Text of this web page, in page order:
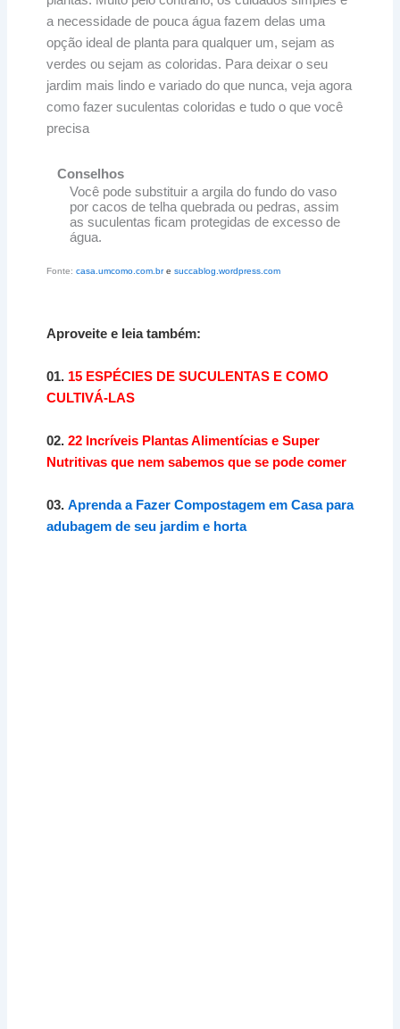
Conselhos
Você pode substituir a argila do fundo do vaso
por cacos de telha quebrada ou pedras, assim
as suculentas ficam protegidas de excesso de
água.
Fonte: casa.umcomo.com.bre succablog.wordpress.com
Aproveite e leia também:
01. 15 ESPÉCIES DE SUCULENTAS E COMO
CULTIVÁ-LAS
02. 22 Incríveis Plantas Alimentícias e Super
Nutritivas que nem sabemos que se pode comer
03. Aprenda a Fazer Compostagem em Casa para
adubagem de seu jardim e horta